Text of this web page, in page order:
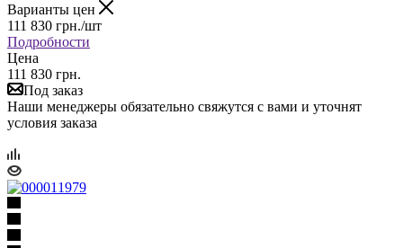
Варианты цен
111 830 грн./шт
Подробности
Цена
111 830 грн.
Под заказ
Наши менеджеры обязательно свяжутся с вами и уточнят
условия заказа